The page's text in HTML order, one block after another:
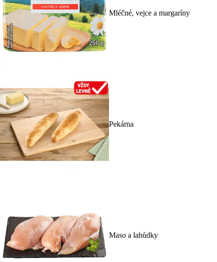
Mléčné, vejce a margaríny
Pekárna
Maso a lahůdky